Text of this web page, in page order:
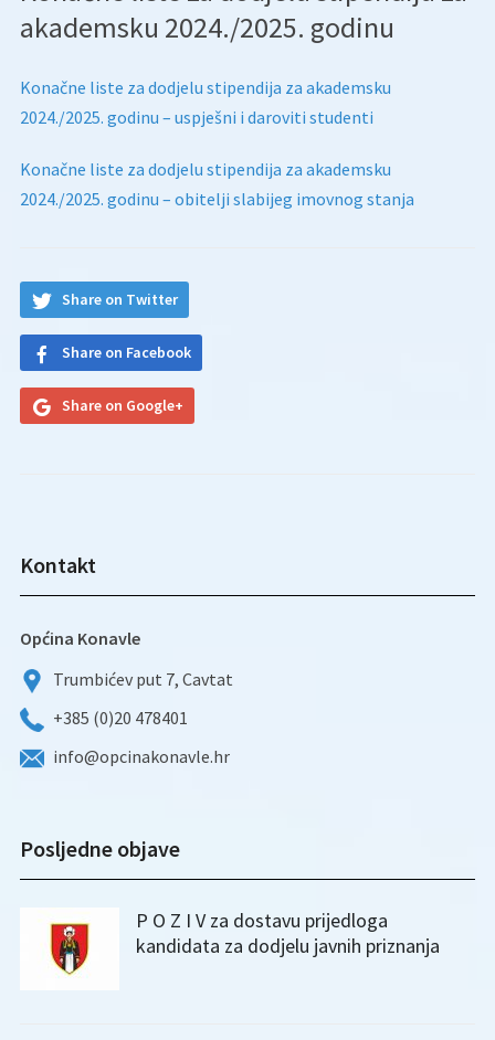
akademsku 2024./2025. godinu
Konačne liste za dodjelu stipendija za akademsku
2024./2025. godinu – uspješni i daroviti studenti
Konačne liste za dodjelu stipendija za akademsku
2024./2025. godinu – obitelji slabijeg imovnog stanja
Share on Twitter
Share on Facebook
Share on Google+
Kontakt
Općina Konavle
Trumbićev put 7, Cavtat
+385 (0)20 478401
info@opcinakonavle.hr
Posljedne objave
P O Z I V za dostavu prijedloga
kandidata za dodjelu javnih priznanja